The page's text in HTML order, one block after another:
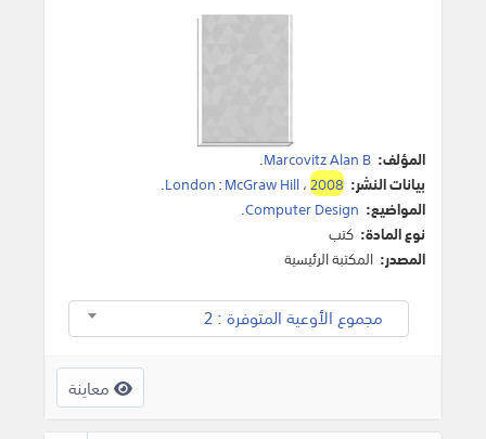
المؤلف: Marcovitz Alan B
.
بيانات النشر:
London:McGraw Hill،2008
.
المواضيع: Computer Design
.
نوع المادة: كتب
المصدر: المكتبة الرئيسية
مجموع الأوعية المتوفرة : 2
معاينة